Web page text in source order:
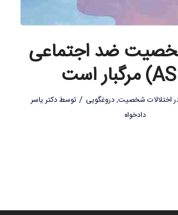
ضد اجتماعی
اختلالات شخصیت,دروغگویی / توسطدکتر یاسر
دادخواه